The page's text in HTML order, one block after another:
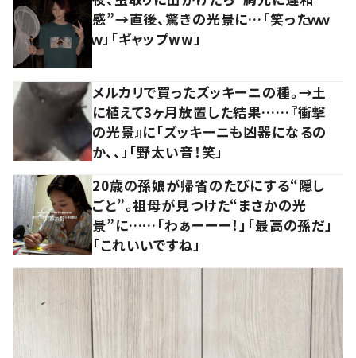
感”→直後、驚きの光景に…「笑ったｗｗ
ｗ」「ギャップww」
メルカリで買ったズッキーニの種。→土
に植えて3ヶ月放置した結果……『衝撃
の光景』に「ズッキーニも凶器になるの
か、、」「野太い音！笑」
20歳の孫娘が帰省のたびにする“隠し
ごと”。祖母が見つけた“まさかの光
景”に……「わぁーーー！」「最高の孫だ」
「これいいですね」